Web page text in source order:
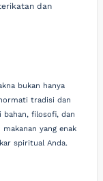
dan
bukan hanya
tradisi dan
bahan, filosofi, dan
yang enak
spiritual Anda.